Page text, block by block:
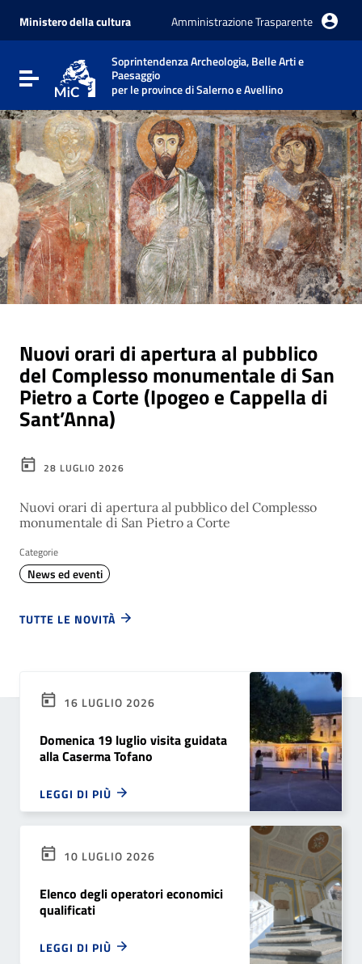
Vai al menu di navigazione
Vai al footer
Ministero della cultura Amministrazione Trasparente
Attiva / disattiva la navigazione
Soprintendenza Archeologia, Belle Arti e
Paesaggio
per le province di Salerno e Avellino
Nuovi orari di apertura al pubblico
del Complesso monumentale di San
Pietro a Corte (Ipogeo e Cappella di
Sant’Anna)
28 LUGLIO 2026
Nuovi orari di apertura al pubblico del Complesso
monumentale di San Pietro a Corte
Categorie
News ed eventi
TUTTE LE NOVITÀ
16 LUGLIO 2026
Domenica 19 luglio visita guidata
alla Caserma Tofano
LEGGI DI PIÙ
10 LUGLIO 2026
Elenco degli operatori economici
qualificati
LEGGI DI PIÙ